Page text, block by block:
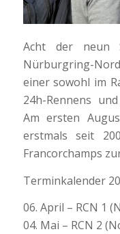
Acht der neun
Nürburgring-
einer sowohl im
24h-Rennens
Am ersten
erstmals seit
Francorchamps
Terminkalender
06. April – RCN 1
04. Mai – RCN 2